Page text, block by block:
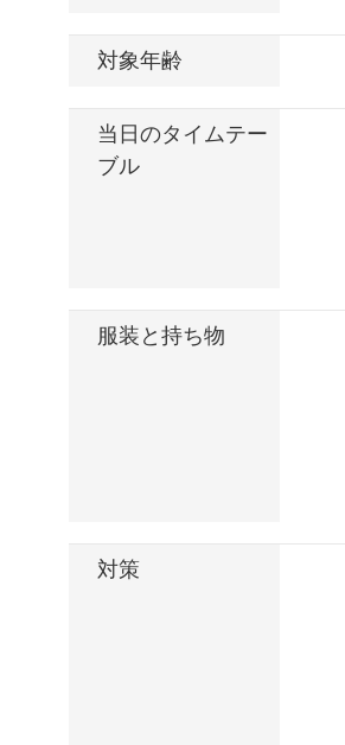
対象年齢
当日のタイムテー
ブル
服装と持ち物
対策